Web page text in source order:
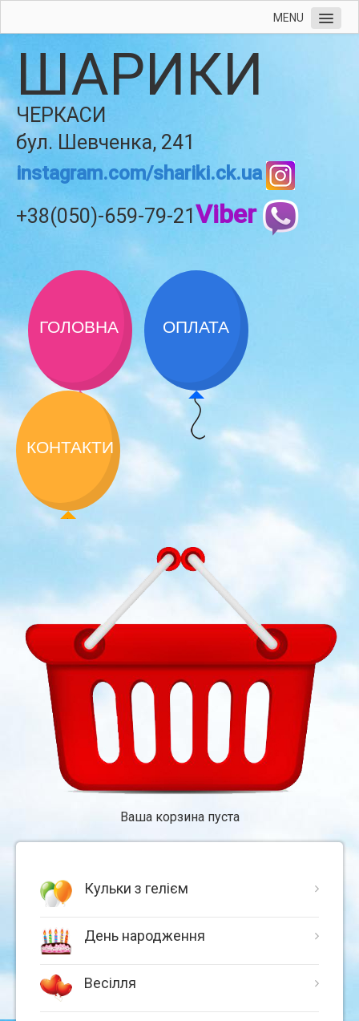
MENU
ШАРИКИ
ЧЕРКАСИ
бул. Шевченка, 241
instagram.com/shariki.ck.ua
+38(050)-659-79-21Viber
ГОЛОВНА ОПЛАТА
КОНТАКТИ
Ваша корзина пуста
Кульки з гелієм
День народження
Весілля